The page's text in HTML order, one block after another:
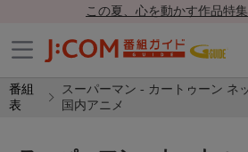
この夏、心を動かす作品特
番組
表
スーパーマン - カートゥーン ネ
国内アニメ